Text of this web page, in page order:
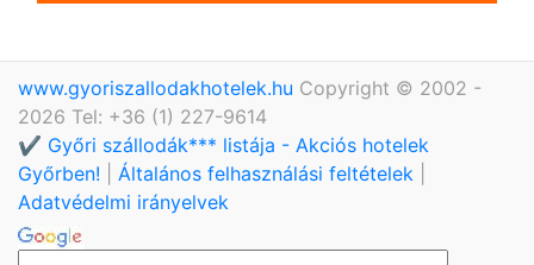
www.gyoriszallodakhotelek.hu Copyright © 2002 -
2026 Tel: +36 (1) 227-9614
✔️ Győri szállodák*** listája - Akciós hotelek
Győrben!
Általános felhasználási feltételek
Adatvédelmi irányelvek